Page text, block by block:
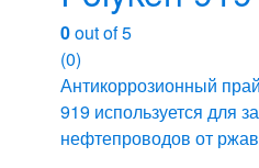
0out of 5
(0)
Антикоррозионный
919 используется для
нефтепроводов от